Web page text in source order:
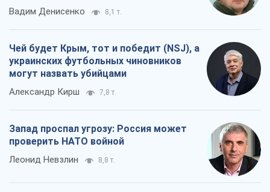
Вадим Денисенко 8,1 т.
Чей будет Крым, тот и победит (NSJ), а
украинских футбольных чиновников
могут назвать убийцами
Александр Кирш 7,8 т.
Запад проспал угрозу: Россия может
проверить НАТО войной
Леонид Невзлин 8,8 т.